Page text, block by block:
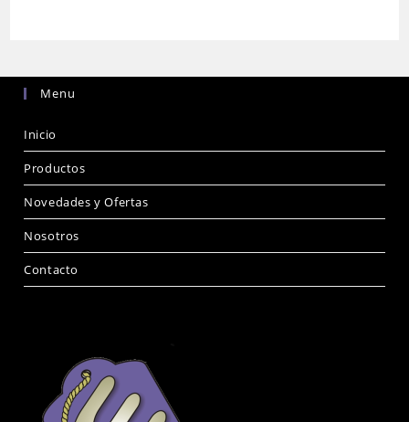
Menu
Inicio
Productos
Novedades y Ofertas
Nosotros
Contacto